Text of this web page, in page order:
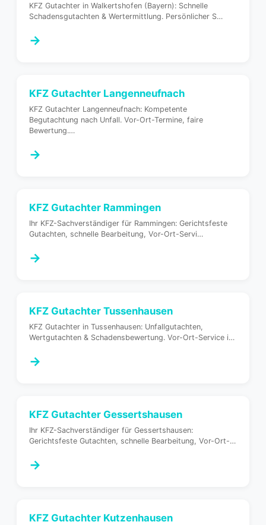
KFZ Gutachter in Walkertshofen (Bayern): Schnelle
Schadensgutachten & Wertermittlung. Persönlicher S…
→
KFZ Gutachter Langenneufnach
KFZ Gutachter Langenneufnach: Kompetente
Begutachtung nach Unfall. Vor-Ort-Termine, faire
Bewertung.…
→
KFZ Gutachter Rammingen
Ihr KFZ-Sachverständiger für Rammingen: Gerichtsfeste
Gutachten, schnelle Bearbeitung, Vor-Ort-Servi…
→
KFZ Gutachter Tussenhausen
KFZ Gutachter in Tussenhausen: Unfallgutachten,
Wertgutachten & Schadensbewertung. Vor-Ort-Service i…
→
KFZ Gutachter Gessertshausen
Ihr KFZ-Sachverständiger für Gessertshausen:
Gerichtsfeste Gutachten, schnelle Bearbeitung, Vor-Ort-…
→
KFZ Gutachter Kutzenhausen